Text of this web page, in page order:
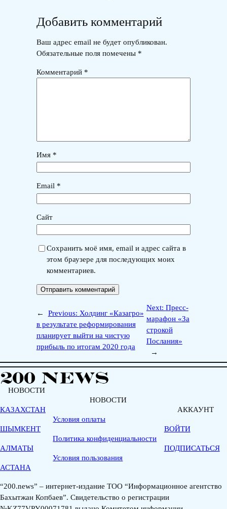
Добавить комментарий
Ваш адрес email не будет опубликован.
Обязательные поля помечены *
Комментарий *
Имя *
Email *
Сайт
Сохранить моё имя, email и адрес сайта в
этом браузере для последующих моих
комментариев.
← Previous: Холдинг «Казагро»
в результате реформирования
планирует выйти на чистую
прибыль по итогам 2020 года
Next: Пресс-
марафон «За
строкой
Послания»
→
НОВОСТИ
КАЗАХСТАН
ШЫМКЕНТ
АЛМАТЫ
АСТАНА
НОВОСТИ
Условия оплаты
Политика конфиденциальности
Условия пользования
АККАУНТ
ВОЙТИ
ПОДПИСАТЬСЯ
“200.news” – интернет-издание ТОО “Информационное агентство
Бахытжан Копбаев”. Свидетельство о регистрации